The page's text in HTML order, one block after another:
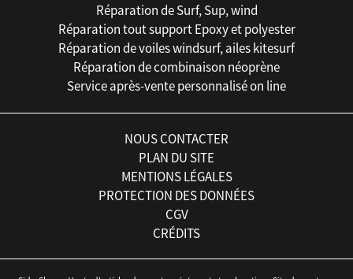
Réparation de Surf, Sup, wind
Réparation tout support Epoxy et polyester
Réparation de voiles windsurf, ailes kitesurf
Réparation de combinaison néoprène
Service après-vente personnalisé on line
NOUS CONTACTER
PLAN DU SITE
MENTIONS LÉGALES
PROTECTION DES DONNÉES
CGV
CRÉDITS